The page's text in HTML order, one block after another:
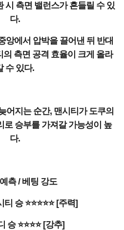
시 측면 밸런스가 흔들릴 수 있
다.
앙에서 압박을 끌어낸 뒤 반대
측면 공격 효율이 크게 올라
수 있다.
어지는 순간, 맨시티가 도쿠의
로 승부를 가져갈 가능성이 높
다.
측 / 베팅 강도
승 ⭐⭐⭐⭐⭐ [주력]
승 ⭐⭐⭐⭐ [강추]